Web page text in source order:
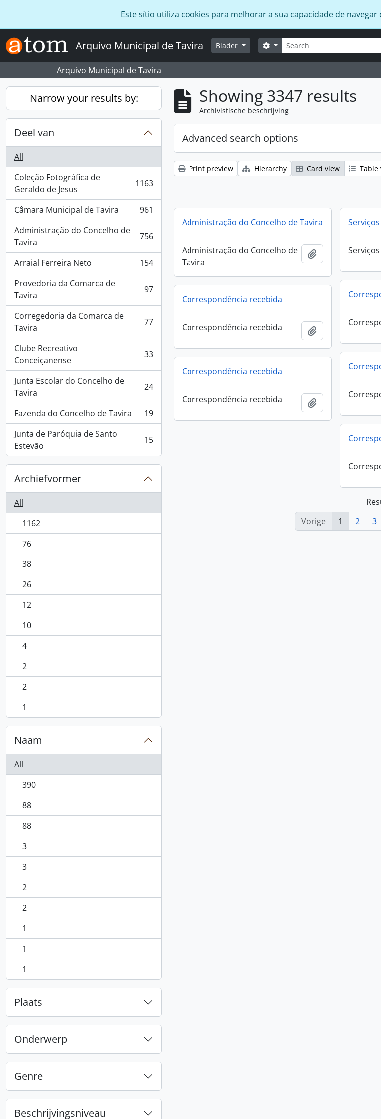
Este sítio utiliza cookies para melhorar a sua capacidade de
Arquivo Municipal de Tavira Blader zoeken
Search options
Arquivo Municipal de Tavira
Narrow your results by:
Deel van
All
Coleção Fotográfica de
Geraldo de Jesus
, 1163 results 1163
Câmara Municipal de Tavira
, 961 results
961
Administração do Concelho de
Tavira
, 756 results 756
Arraial Ferreira Neto
, 154 results
154
Provedoria da Comarca de
Tavira
, 97 results 97
Corregedoria da Comarca de
Tavira
, 77 results 77
Clube Recreativo
Conceiçanense
, 33 results 33
Junta Escolar do Concelho de
Tavira
, 24 results 24
Fazenda do Concelho de Tavira
, 19 results
19
Junta de Paróquia de Santo
Estevão
, 15 results 15
Archiefvormer
All
, 1162 results
1162
, 76 results
76
, 38 results
38
, 26 results
26
, 12 results
12
, 10 results
10
, 4 results
4
, 2 results
2
, 2 results
2
, 1 results
1
Naam
All
, 390 results
390
, 88 results
88
, 88 results
88
, 3 results
3
, 3 results
3
, 2 results
2
, 2 results
2
, 1 results
1
, 1 results
1
, 1 results
1
Plaats
Onderwerp
Genre
Beschrijvingsniveau
Showing 3347 results
Archivistische beschrijving
Advanced search options
Print preview Hierarchy Card view Table
Administração do Concelho de Tavira
Administração do Concelho de
Tavira
Add to clipboard
Correspondência recebida
Correspondência recebida Add to clipboard
Correspondência recebida
Correspondência recebida Add to clipboard
Vorige
1 2 3